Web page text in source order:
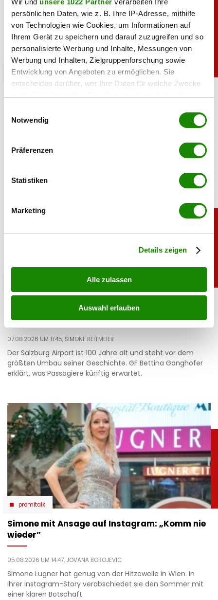
Wir und unsere 1022 Partner verarbeiten Ihre
persönlichen Daten, wie z. B. Ihre IP-Adresse, mithilfe
von Technologien wie Cookies, um Informationen auf
Ihrem Gerät zu speichern und darauf zuzugreifen und so
personalisierte Werbung und Inhalte, Messungen von
Werbung und Inhalten, Zielgruppenforschung sowie
Entwicklung von Angeboten zu ermöglichen. Sie
entscheiden darüber, wer Ihre Daten für welche Zwecke
Trigger Symbol ändern oder widerrufen
Informationen über Ihre geografische Lage
können
bestimmten Merkmalen (Fingerprinting) identifizieren
Erfahren Sie mehr darüber, wie Ihre persönlichen Daten
Notwendig
Präferenzen
Statistiken
Marketing
Details zeigen
Alle zulassen
Auswahl erlauben
sport
06.08.2026 UM 09:28,
Lindsey Vonn begeistert mit einem neuen Urlaubsfoto. Im
roten Bikini zeigt die Ski-Legende ihre Traumfigur und
genießt entspannte Stunden am Meer.
Mega-Umbau: Neue Skyline für den Salzburg
07.08.2026 UM 11:45, SIMONE REITMEIER
Der Salzburg Airport ist 100 Jahre alt und steht vor dem
größten Umbau seiner Geschichte. GF Bettina Ganghofer
erklärt, was Passagiere künftig erwartet.
promitalk
Simone mit Ansage auf Instagram: „Komm nie
wieder”
05.08.2026 UM 14:47, JOVANA BOROJEVIC
Simone Lugner hat genug von der Hitzewelle in Wien. In
ihrer Instagram-Story verabschiedet sie den Sommer mit
einer klaren Botschaft.